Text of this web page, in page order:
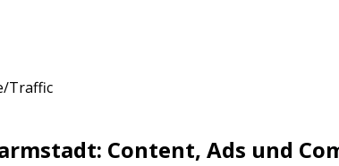
Traffic
: Content, Ads und